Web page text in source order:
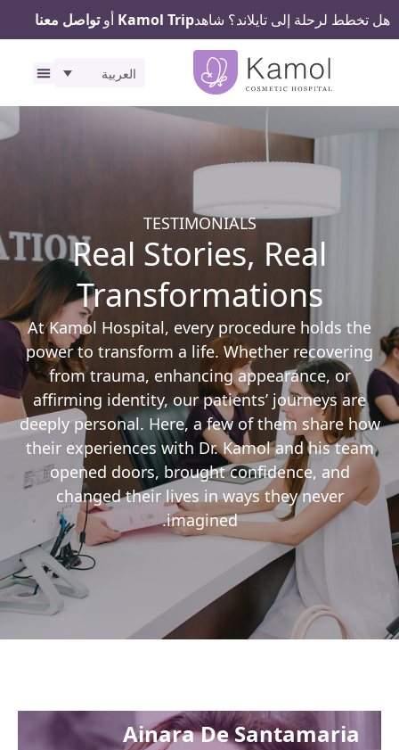
لرحلة إلى تايلاند؟ شاهدKamol Tripأوتواصل معنا
TESTIMONIALS
Real Stories, Real
Transformations
At Kamol Hospital, every procedure holds
power to transform a life. Whether
from trauma, enhancing appearance, or
affirming identity, our patients’ journeys
deeply personal. Here, a few of them share
their experiences with Dr. Kamol and his
opened doors, brought confidence, and
changed their lives in ways they never
imagined.
Ainara De